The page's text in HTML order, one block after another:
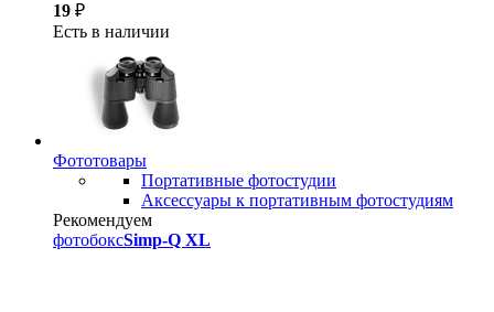
19 ₽
Есть в наличии
Фототовары
Портативные фотостудии
Аксессуары к портативным фотостудиям
Рекомендуем
фотобоксSimp-Q XL